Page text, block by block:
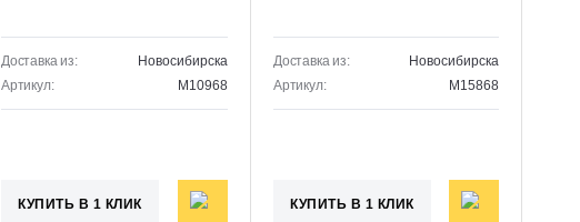
Доставка из:
Новосибирска
Артикул:
M10968
КУПИТЬ В 1 КЛИК
Доставка из:
Новосибирска
Артикул:
M15868
КУПИТЬ В 1 КЛИК